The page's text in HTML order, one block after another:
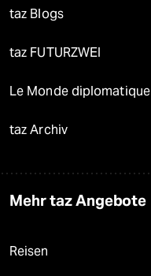
taz Blogs
taz FUTURZWEI
Le Monde diplomatique
taz Archiv
Mehr taz Angebote
Reisen